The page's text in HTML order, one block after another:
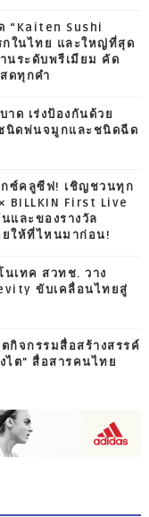
ด “Kaiten Sushi
กในไทย และใหญ่ที่สุด
นระดับพรีเมียม คัด
ดทุกคำ
าด เร่งป้องกันด้วย
นิดพ่นจมูกและชนิดฉีด
กซ์คลูซีฟ! เชิญชวนทุก
BILLKIN First Live
และของรางวัล
ยให้ที่ไหนมาก่อน!
นเทค สวทช. วาง
ขับเคลื่อนไทยสู่
กิจกรรมสื่อสร้างสรรค์
ไต" สื่อสารคนไทย